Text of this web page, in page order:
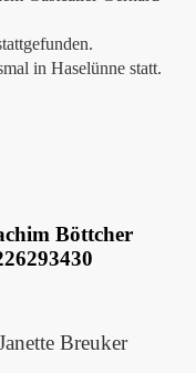
in Haselünne statt.